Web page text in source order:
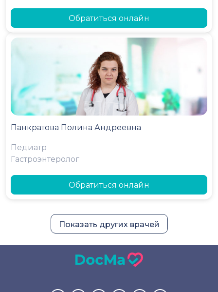
Обратиться онлайн
Панкратова Полина Андреевна
Педиатр
Гастроэнтеролог
Обратиться онлайн
Показать других врачей